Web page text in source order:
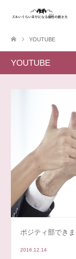
YOUTUBE
YOUTUBE
ポジティ部でき
2016.12.14